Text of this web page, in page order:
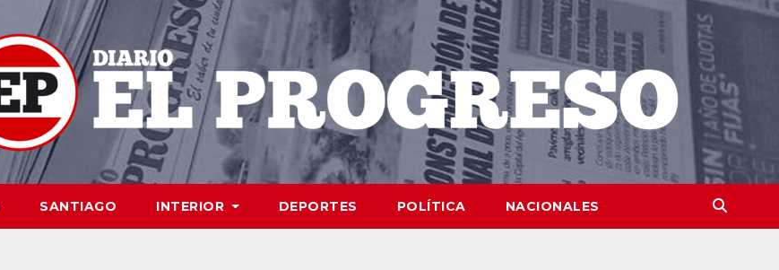
SANTIAGO INTERIOR DEPORTES POLÍTICA NACIONALES